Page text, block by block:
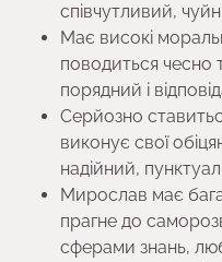
співчутливий,
Має високі
поводиться чесно
порядний і
Серйозно
виконує свої
надійний,
Мирослав має
прагне до
сферами знань,